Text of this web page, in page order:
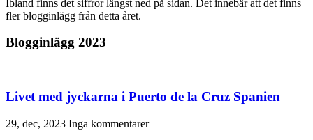
Ibland finns det siffror längst ned på sidan. Det innebär att det finns
fler blogginlägg från detta året.
Blogginlägg 2023
Livet med jyckarna i Puerto de la Cruz Spanien
29, dec, 2023 Inga kommentarer